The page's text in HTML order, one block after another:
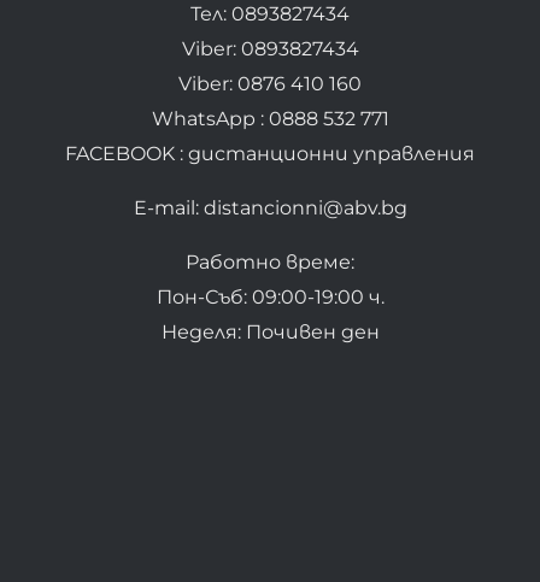
Тел: 0893827434
Viber: 0893827434
Viber: 0876 410 160
WhatsApp : 0888 532 771
FACEBOOK : дистанционни управления
E-mail: distancionni@abv.bg
Работно време:
Пон-Съб: 09:00-19:00 ч.
Неделя: Почивен ден